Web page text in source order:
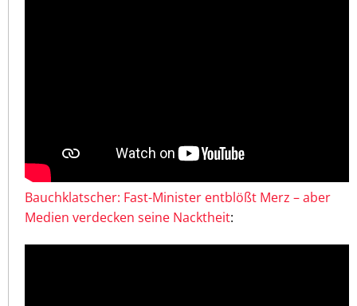
Bauchklatscher: Fast-Minister entblößt Merz – aber
Medien verdecken seine Nacktheit: